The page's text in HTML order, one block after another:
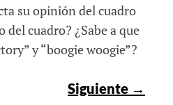
su opinión del cuadro
cuadro? ¿Sabe a que
y “boogie woogie”?
Siguiente →